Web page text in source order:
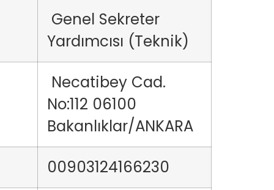
Genel Sekreter
Yardımcısı (Teknik)
Necatibey Cad.
No:112 06100
Bakanlıklar/ANKARA
00903124166230